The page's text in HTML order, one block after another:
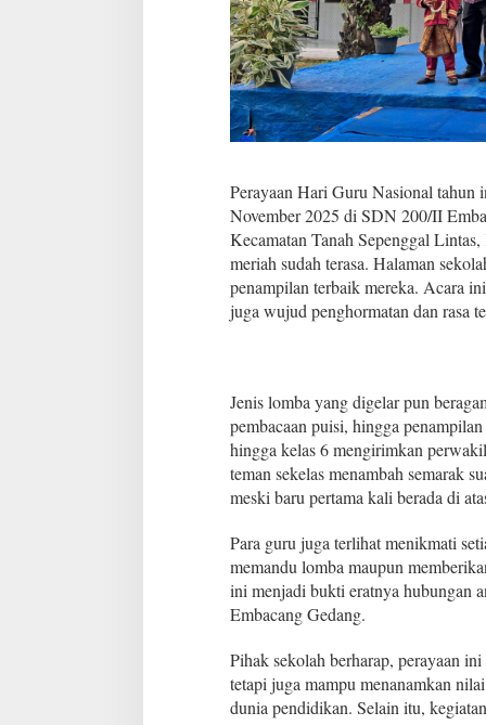
Perayaan Hari Guru Nasional tahun
November 2025 di SDN 200/II
Kecamatan Tanah Sepenggal
meriah sudah terasa. Halaman
penampilan terbaik mereka. Acara
juga wujud penghormatan dan rasa
Jenis lomba yang digelar pun
pembacaan puisi, hingga
hingga kelas 6 mengirimkan
teman sekelas menambah semarak
meski baru pertama kali berada di
Para guru juga terlihat menikmati
memandu lomba maupun
ini menjadi bukti eratnya hubungan
Embacang Gedang.
Pihak sekolah berharap, perayaan
tetapi juga mampu menanamkan
dunia pendidikan. Selain itu,